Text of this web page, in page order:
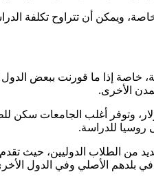
الدراسة في روسيا من 3000 إلى 10000
خاصة إذا ما قورنت ببعض الدول
الأخرى.
تكلفة المعيشة في الشهر من 300 الى
روسيا للدراسة.
من الطلاب الدوليين، حيث
في بلدهم الأصلي وفي الدول